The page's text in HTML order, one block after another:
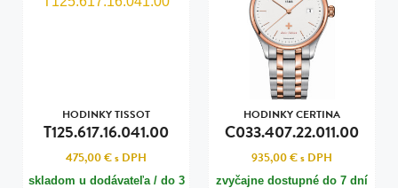
HODINKY TISSOT
T125.617.16.041.00
475,00 €s DPH
skladom u dodávateľa / do 3
HODINKY CERTINA
C033.407.22.011.00
935,00 €s DPH
zvyčajne dostupné do 7 dní